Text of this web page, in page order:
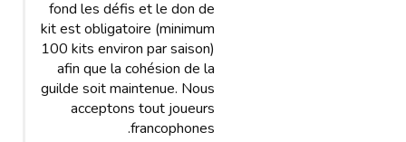
fond les défis et le don de
kit est obligatoire (minimum
100 kits environ par saison)
afin que la cohésion de la
guilde soit maintenue. Nous
acceptons tout joueurs
francophones.